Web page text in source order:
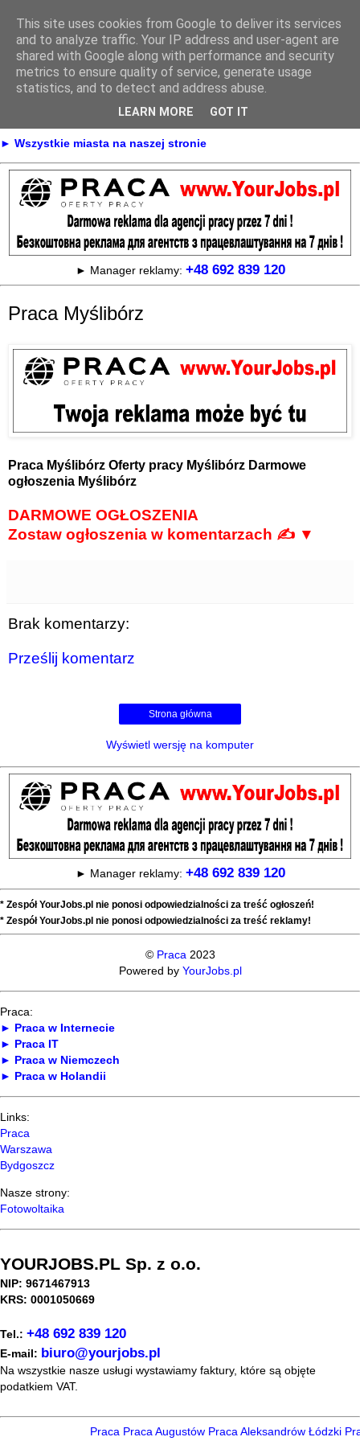
Praca
► KONTAKT ► REKLAMA
► Praca Oferty pracy na terenie całej Polski
► Wszystkie miasta na naszej stronie
► Manager reklamy: +48 692 839 120
Praca Myślibórz
Praca Myślibórz Oferty pracy Myślibórz Darmowe
ogłoszenia Myślibórz
DARMOWE OGŁOSZENIA
Zostaw ogłoszenia w komentarzach ✍ ▼
Brak komentarzy:
Prześlij komentarz
Strona główna
Wyświetl wersję na komputer
► Manager reklamy: +48 692 839 120
* Zespół YourJobs.pl nie ponosi odpowiedzialności za treść ogłoszeń!
* Zespół YourJobs.pl nie ponosi odpowiedzialności za treść reklamy!
© Praca2023
Powered by YourJobs.pl
Praca:
► Praca w Internecie
► Praca IT
► Praca w Niemczech
► Praca w Holandii
Links:
Praca
Warszawa
Bydgoszcz
Nasze strony:
Fotowoltaika
YOURJOBS.PL Sp. z o.o.
NIP: 9671467913
KRS: 0001050669
Tel.: +48 692 839 120
E-mail: biuro@yourjobs.pl
Na wszystkie nasze usługi wystawiamy faktury, które są objęte
podatkiem VAT.
Praca Praca Augustów Praca Aleksandrów Łódzki
This site uses cookies from Google to deliver its services
and to analyze traffic. Your IP address and user-agent are
shared with Google along with performance and security
metrics to ensure quality of service, generate usage
statistics, and to detect and address abuse.
LEARN MORE GOT IT